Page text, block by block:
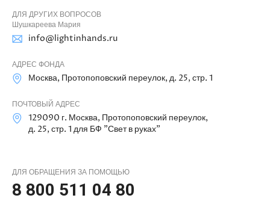
ДЛЯ ДРУГИХ ВОПРОСОВ
Шушкареева Мария
info@lightinhands.ru
АДРЕС ФОНДА
Москва, Протопоповский переулок, д. 25, стр. 1
ПОЧТОВЫЙ АДРЕС
129090 г. Москва, Протопоповский переулок,
д. 25, стр. 1 для БФ "Свет в руках"
ДЛЯ ОБРАЩЕНИЯ ЗА ПОМОЩЬЮ
8 800 511 04 80